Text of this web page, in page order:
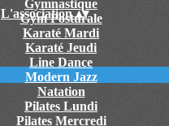
Gymnastique
Gym Posturale
Karaté Mardi
Karaté Jeudi
Line Dance
Modern Jazz
Natation
Pilates Lundi
Pilates Mercredi
L'association▴▾